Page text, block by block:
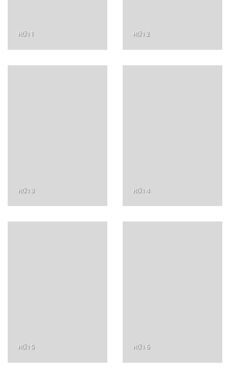
หน้า 1 หน้า 2
หน้า 3 หน้า 4
หน้า 5 หน้า 6